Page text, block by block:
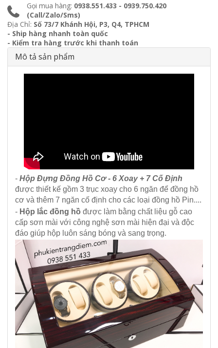
Gọi mua hàng: 0938.551.433 - 0939.750.420
(Call/Zalo/Sms)
Địa Chỉ: Số 73/7 Khánh Hội, P3, Q4, TPHCM
- Ship hàng nhanh toàn quốc
- Kiểm tra hàng trước khi thanh toán
Mô tả sản phẩm
- Hộp Đựng Đồng Hồ Cơ - 6 Xoay + 7 Cố Định
được thiết kế gồm 3 trục xoay cho 6 ngăn để đồng hồ
cơ và thêm 7 ngăn cố định cho các loại đồng hồ Pin....
- Hộp lắc đồng hồ được làm bằng chất liệu gỗ cao
cấp sơn mài với công nghệ sơn mài hiện đại và độc
đáo giúp hộp luôn sáng bóng và sang trọng.